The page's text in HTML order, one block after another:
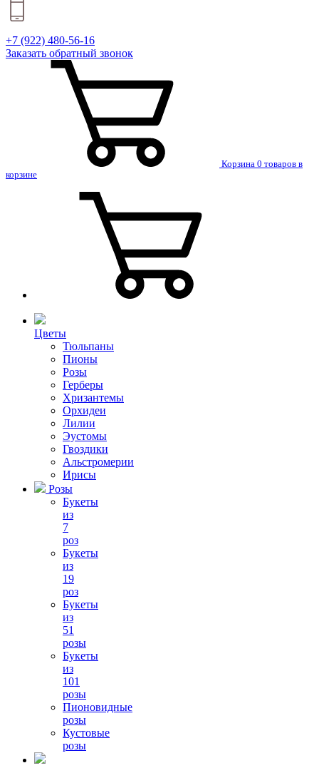
+7 (922) 480-56-16
Заказать обратный звонок
Корзина 0 товаров в
корзине
Цветы
Тюльпаны
Пионы
Розы
Герберы
Хризантемы
Орхидеи
Лилии
Эустомы
Гвоздики
Альстромерии
Ирисы
Розы
Букеты
из
7
роз
Букеты
из
19
роз
Букеты
из
51
розы
Букеты
из
101
розы
Пионовидные
розы
Кустовые
розы